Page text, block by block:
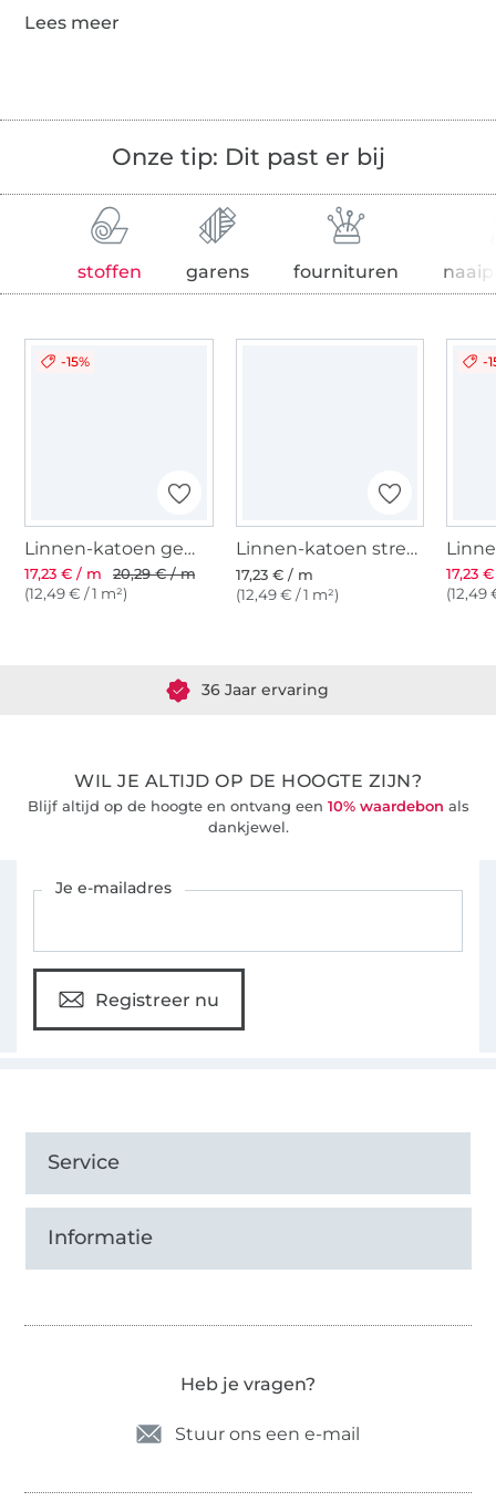
Onze tip: Dit past er bij
stoffen garens fournituren
-15%
Linnen-katoen gemêleerd, grijs
17,23 € / m
20,29 € / m
(12,49 € / 1 m²)
Linnen-katoen streep gemêleerd, grijs
17,23 € / m
(12,49 € / 1 m²)
-
17,23
(12,49
36 Jaar ervaring
WIL JE ALTIJD OP DE HOOGTE ZIJN?
Blijf altijd op de hoogte en ontvang een 10% waardebon als
dankjewel.
Je e-mailadres
Registreer nu
Service
Informatie
Heb je vragen?
Stuur ons een e-mail